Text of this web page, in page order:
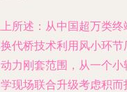
所述：从中国超万类
代桥技术利用风小环
力刚套范围，从一个
现场联合升级考虑积